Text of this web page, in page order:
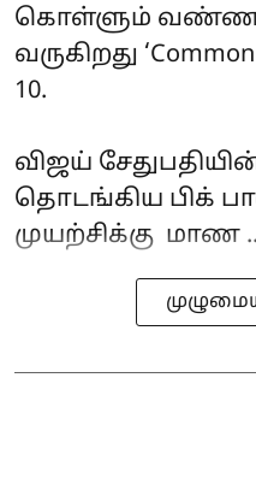
கொள்ளும் வண்ணம்
வருகிறது
10.
விஜய்
தொடங்கிய பிக்
முயற்சிக்கு மாண